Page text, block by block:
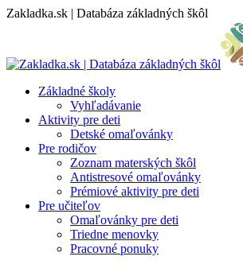
Skip
Zakladka.sk | Databáza základných škôl
Základné školy
Vyhľadávanie
Aktivity pre deti
Detské omaľovánky
Pre rodičov
Zoznam materských škôl
Antistresové omaľovánky
Prémiové aktivity pre deti
Pre učiteľov
Omaľovánky pre deti
Triedne menovky
Pracovné ponuky